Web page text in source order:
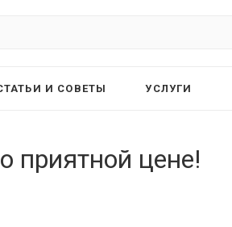
И СОВЕТЫ УСЛУГИ
приятной цене!